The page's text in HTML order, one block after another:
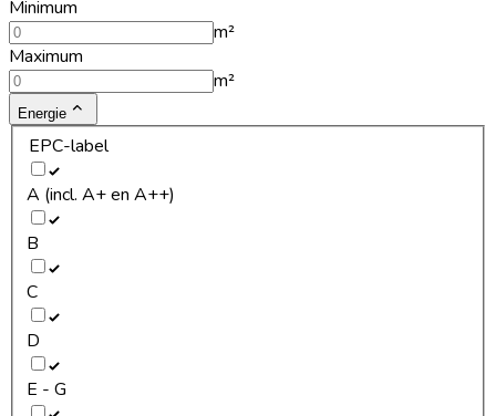
Minimum
m²
Maximum
m²
Energie
EPC-label
A (incl. A+ en A++)
B
C
D
E - G